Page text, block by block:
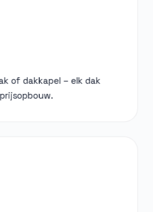
of dakkapel – elk dak